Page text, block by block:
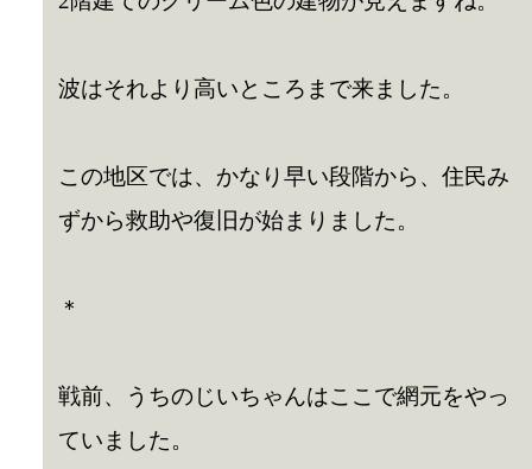
波はそれより高いところまで来ました。
この地区では、かなり早い段階から、住民み
ずから救助や復旧が始まりました。
＊
戦前、うちのじいちゃんはここで網元をやっ
ていました。